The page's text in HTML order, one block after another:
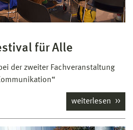
für Alle
der zweiter Fachveranstaltung
weiterlesen